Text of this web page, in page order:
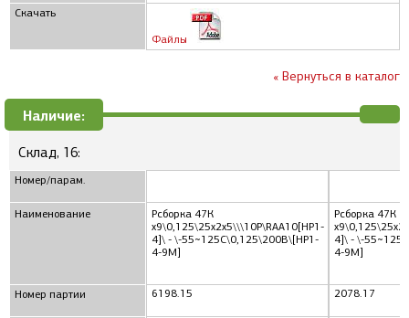
Скачать
Файлы
« Вернуться в каталог
Наличие:
Склад, 16:
Номер/парам.
Наименование
Номер партии
Рсборка 47К
x9\0,125\25x2x5\\\10P\RAA10[НР1-
4]\ - \-55~125C\0,125\200В\[НР1-
4-9М]
6198.15
Рсборка 47К
4]\ - \-
4-9М]
2078.17